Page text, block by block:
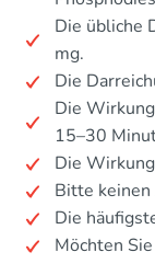
Die übliche
mg.
Die
Die
15–30
Die
Bitte
Die
Möchten